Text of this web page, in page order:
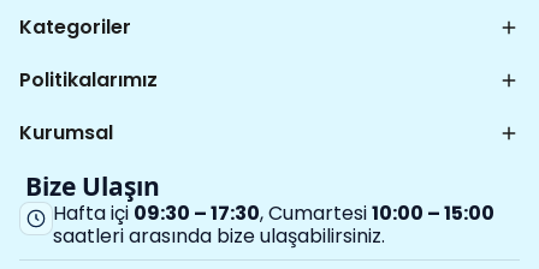
Kategoriler
Politikalarımız
Kurumsal
Bize Ulaşın
Hafta içi 09:30 – 17:30, Cumartesi10:00 – 15:00
saatleri arasında bize ulaşabilirsiniz.